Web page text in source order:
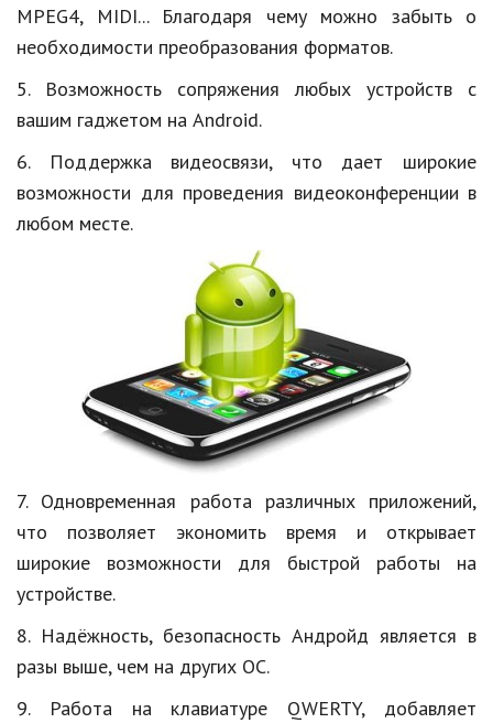
MPEG4, MIDI... Благодаря чему можно забыть о
необходимости преобразования форматов.
5. Возможность сопряжения любых устройств с
вашим гаджетом на Android.
6. Поддержка видеосвязи, что дает широкие
возможности для проведения видеоконференции в
любом месте.
7. Одновременная работа различных приложений,
что позволяет экономить время и открывает
широкие возможности для быстрой работы на
устройстве.
8. Надёжность, безопасность Андройд является в
разы выше, чем на других ОС.
9. Работа на клавиатуре QWERTY, добавляет